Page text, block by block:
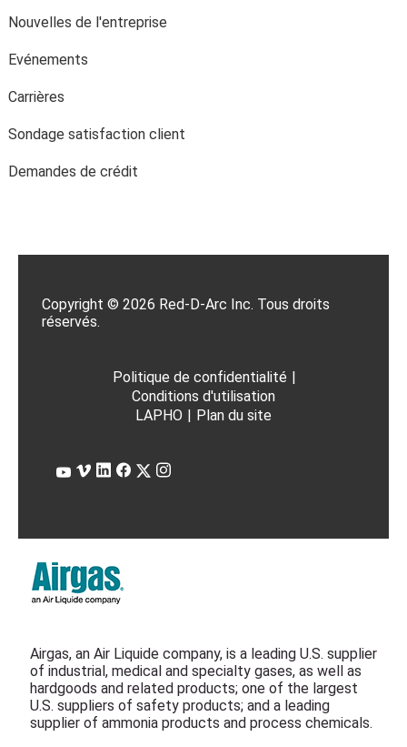
Nouvelles de l'entreprise
Evénements
Carrières
Sondage satisfaction client
Demandes de crédit
Copyright © 2026 Red-D-Arc Inc. Tous droits
réservés.
Politique de confidentialité |
Conditions d'utilisation
LAPHO | Plan du site
Airgas, an Air Liquide company, is a leading U.S. supplier
of industrial, medical and specialty gases, as well as
hardgoods and related products; one of the largest
U.S. suppliers of safety products; and a leading
supplier of ammonia products and process chemicals.